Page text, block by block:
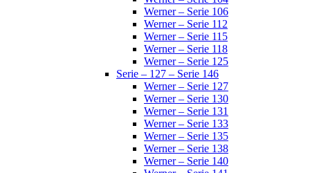
Werner – Serie 106
Werner – Serie 112
Werner – Serie 115
Werner – Serie 118
Werner – Serie 125
Serie – 127 – Serie 146
Werner – Serie 127
Werner – Serie 130
Werner – Serie 131
Werner – Serie 133
Werner – Serie 135
Werner – Serie 138
Werner – Serie 140